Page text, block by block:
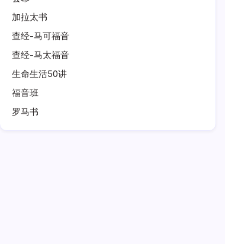
加拉太书
查经-马可福音
查经-马太福音
生命生活50讲
福音班
罗马书